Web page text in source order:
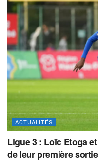
ACTUALITÉS
Ligue 3 : Loïc Etoga
de leur première sortie